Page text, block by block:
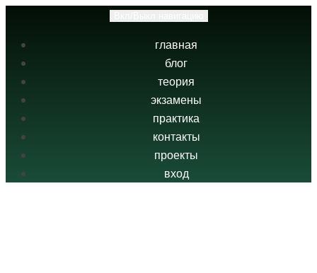
главная
блог
теория
экзамены
практика
контакты
проекты
вход